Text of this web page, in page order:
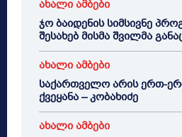
ახალი ამბები
ჯო ბაიდენის სიმსივნე
შესახებ მისმა შვილმა
ახალი ამბები
საქართველო არის ერთ-
ქვეყანა – კობახიძე
ახალი ამბები